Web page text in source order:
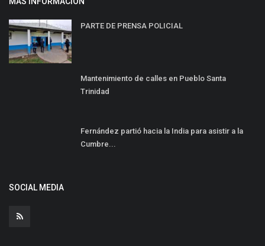
PARTE DE PRENSA POLICIAL
Mantenimiento de calles en Pueblo Santa
Trinidad⠀
Fernández partió hacia la India para asistir a la
Cumbre...
SOCIAL MEDIA